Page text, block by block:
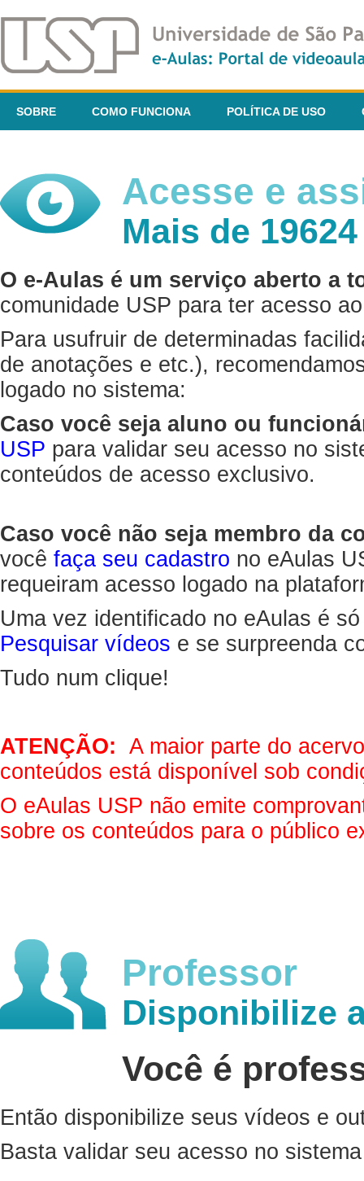
SOBRE COMO FUNCIONA POLÍTICA DE USO
Acesse e
Mais de
O e-Aulas é um serviço aberto a
comunidade USP para ter acesso
Para usufruir de determinadas
de anotações e etc.),
logado no sistema:
Caso você seja aluno ou
USP para validar seu acesso no
conteúdos de acesso exclusivo.
Caso você não seja membro da
você faça seu cadastro no eAulas
requeiram acesso logado na
Uma vez identificado no eAulas é
Pesquisar vídeos e se surpreenda
Tudo num clique!
ATENÇÃO: A maior parte do
conteúdos está disponível sob
O eAulas USP não emite
sobre os conteúdos para o público
Professor
Disponibilize
Você é
Então disponibilize seus vídeos e
Basta validar seu acesso no